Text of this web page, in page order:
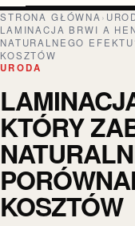
STRONA GŁÓWNA›
LAMINACJA BRWI A
NATURALNEGO
KOSZTÓW
URODA
KTÓRY
KOSZTÓW